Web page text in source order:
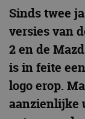
Sinds twee
versies van
2 en de
is in feite
logo erop.
aanzienlijke